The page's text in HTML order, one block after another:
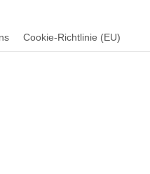
Cookie-Richtlinie (EU)